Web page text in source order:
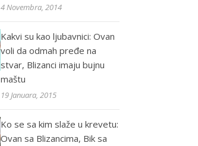
4 Novembra, 2014
Kakvi su kao ljubavnici: Ovan
voli da odmah pređe na
stvar, Blizanci imaju bujnu
maštu
19 Januara, 2015
Ko se sa kim slaže u krevetu:
Ovan sa Blizancima, Bik sa